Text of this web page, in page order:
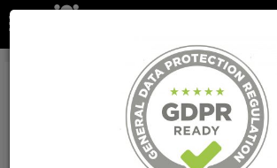
Cartus Color Nr.300Xl Cc644Ee 11Ml
Brand: HP / Cod: CC644EE